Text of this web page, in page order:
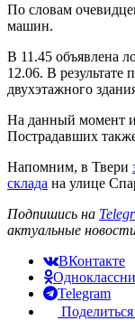
По словам
машин.
В 11.45 объявлена
12.06. В результате
двухэтажного
На данный момент
Пострадавших
Напомним, в Твери
склада на улице
Подпишись на
актуальные
ВКонтакте
Telegram